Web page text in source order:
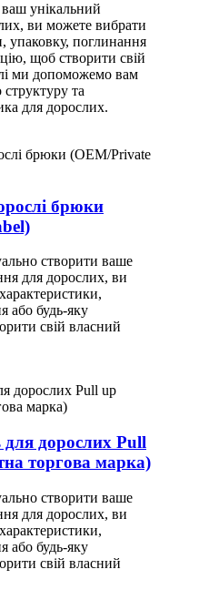
унікальний
ви можете вибрати
упаковку, поглинання
щоб створити свій
ми допоможемо вам
структуру та
для дорослих.
брюки
створити ваше
для дорослих, ви
або будь-яку
свій власний
для дорослих Pull
торгова марка)
створити ваше
для дорослих, ви
або будь-яку
свій власний